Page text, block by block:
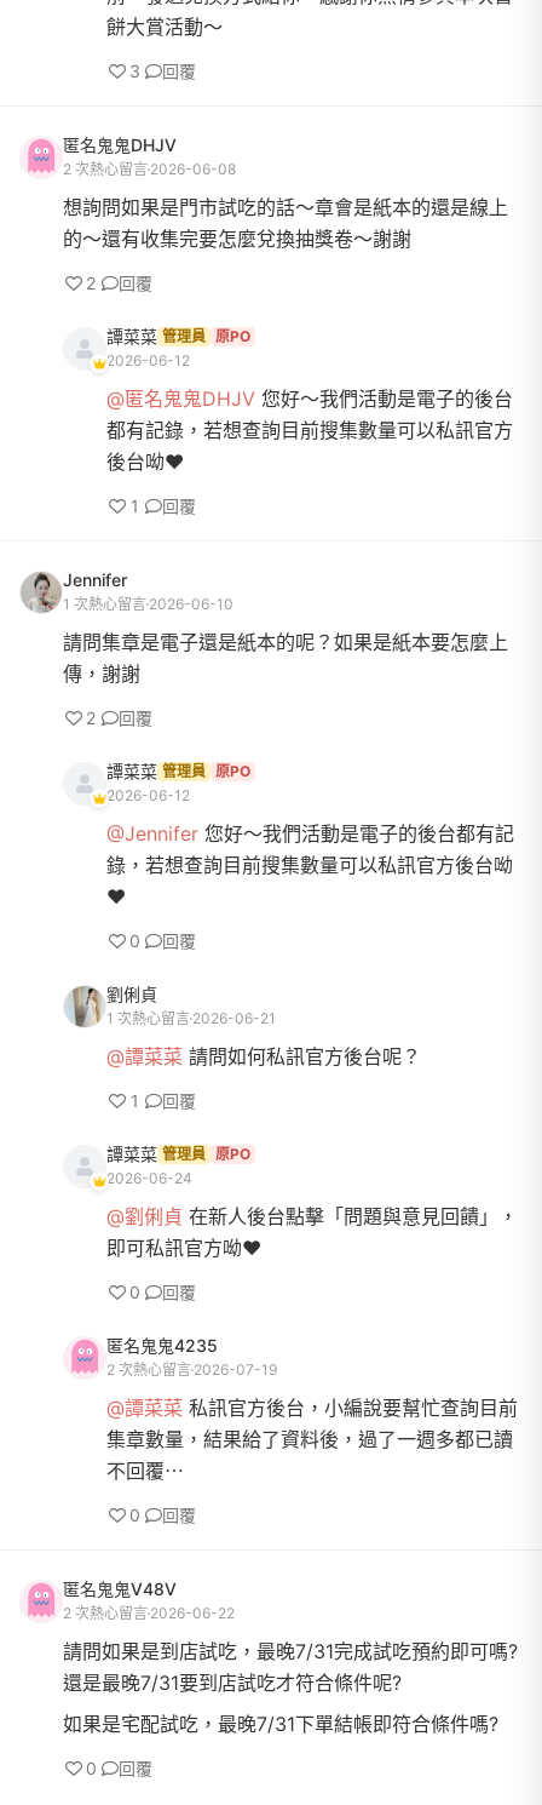
餅大賞活動～
3 回覆
匿名鬼鬼DHJV
2 次熱心留言 2026-06-08
想詢問如果是門市試吃的話～章會是紙本的還是線上
的～還有收集完要怎麼兌換抽獎卷～謝謝
2 回覆
譚菜菜 管理員
原PO
2026-06-12
@匿名鬼鬼DHJV 您好～我們活動是電子的後台
都有記錄，若想查詢目前搜集數量可以私訊官方
後台呦❤️
1 回覆
Jennifer
1 次熱心留言 2026-06-10
請問集章是電子還是紙本的呢？如果是紙本要怎麼上
傳，謝謝
2 回覆
譚菜菜 管理員
原PO
2026-06-12
@Jennifer 您好～我們活動是電子的後台都有記
錄，若想查詢目前搜集數量可以私訊官方後台呦
❤️
0 回覆
劉俐貞
1 次熱心留言 2026-06-21
@譚菜菜 請問如何私訊官方後台呢？
1 回覆
譚菜菜 管理員
原PO
2026-06-24
@劉俐貞 在新人後台點擊「問題與意見回饋」，
即可私訊官方呦❤️
0 回覆
匿名鬼鬼4235
2 次熱心留言 2026-07-19
@譚菜菜 私訊官方後台，小編說要幫忙查詢目前
集章數量，結果給了資料後，過了一週多都已讀
不回覆⋯
0 回覆
匿名鬼鬼V48V
2 次熱心留言 2026-06-22
請問如果是到店試吃，最晚7/31完成試吃預約即可嗎?
還是最晚7/31要到店試吃才符合條件呢?
如果是宅配試吃，最晚7/31下單結帳即符合條件嗎?
0 回覆